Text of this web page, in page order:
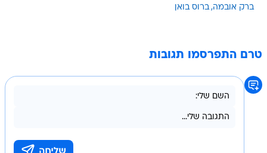
ברק אובמה ברוס בואן
טרם התפרסמו תגובות